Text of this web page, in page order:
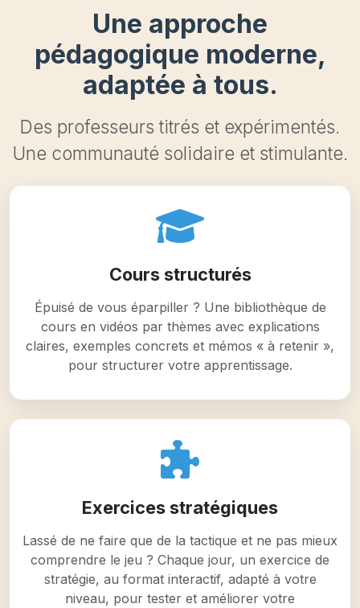
Une approche
pédagogique moderne,
adaptée à tous.
Des professeurs titrés et expérimentés.
Une communauté solidaire et stimulante.
Cours structurés
Épuisé de vous éparpiller ? Une bibliothèque de
cours en vidéos par thèmes avec explications
claires, exemples concrets et mémos « à retenir »,
pour structurer votre apprentissage.
Exercices stratégiques
Lassé de ne faire que de la tactique et ne pas mieux
comprendre le jeu ? Chaque jour, un exercice de
stratégie, au format interactif, adapté à votre
niveau, pour tester et améliorer votre